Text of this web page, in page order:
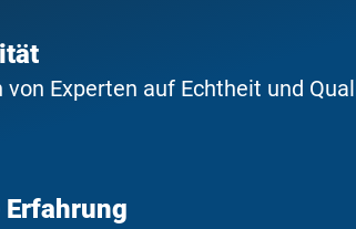
von Experten auf Echtheit und
Erfahrung